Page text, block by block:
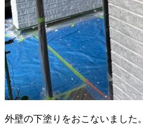
外壁の下塗りをおこないました。